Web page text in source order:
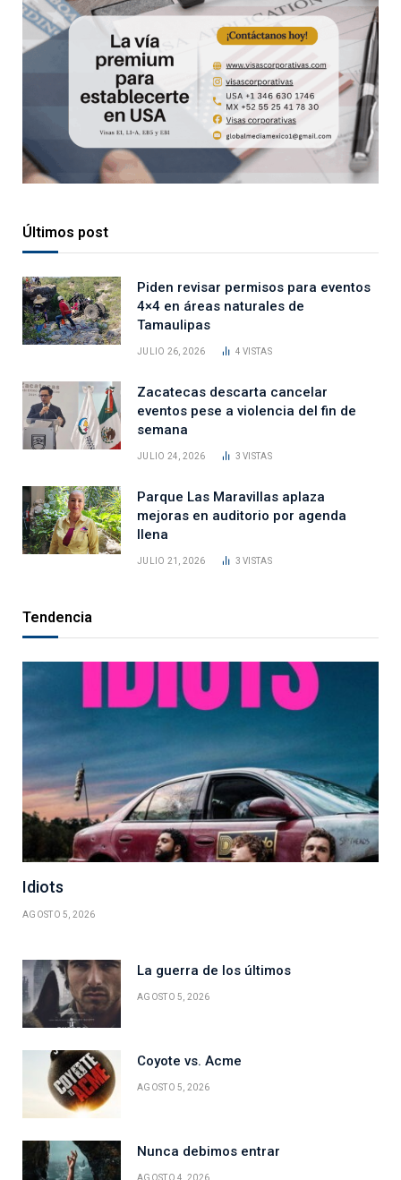
Últimos post
Piden revisar permisos para eventos
4×4 en áreas naturales de
Tamaulipas
JULIO 26, 2026 4VISTAS
Zacatecas descarta cancelar
eventos pese a violencia del fin de
semana
JULIO 24, 2026 3VISTAS
Parque Las Maravillas aplaza
mejoras en auditorio por agenda
llena
JULIO 21, 2026 3VISTAS
Tendencia
Idiots
AGOSTO 5, 2026
La guerra de los últimos
AGOSTO 5, 2026
Coyote vs. Acme
AGOSTO 5, 2026
Nunca debimos entrar
AGOSTO 4, 2026